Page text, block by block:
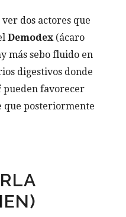
dos actores que
Demodex(ácaro
más sebo fluido en
digestivos donde
pueden favorecer
que posteriormente